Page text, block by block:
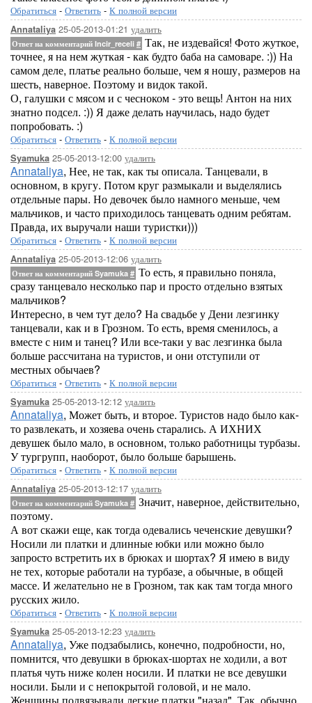
Обратиться - Ответить - К полной версии
Annataliya 25-05-2013-01:21 удалить
Ответ на комментарий Incir_receli # Так, не издевайся! Фото жуткое,
точнее, я на нем жуткая - как будто баба на самоваре. :)) На
самом деле, платье реально больше, чем я ношу, размеров на
шесть, наверное. Поэтому и видок такой.
О, галушки с мясом и с чесноком - это вещь! Антон на них
знатно подсел. :)) Я даже делать научилась, надо будет
попробовать. :)
Обратиться - Ответить - К полной версии
Syamuka 25-05-2013-12:00 удалить
Annataliya, Нее, не так, как ты описала. Танцевали, в
основном, в кругу. Потом круг размыкали и выделялись
отдельные пары. Но девочек было намного меньше, чем
мальчиков, и часто приходилось танцевать одним ребятам.
Правда, их выручали наши туристки)))
Обратиться - Ответить - К полной версии
Annataliya 25-05-2013-12:06 удалить
Ответ на комментарий Syamuka # То есть, я правильно поняла,
сразу танцевало несколько пар и просто отдельно взятых
мальчиков?
Интересно, в чем тут дело? На свадьбе у Дени лезгинку
танцевали, как и в Грозном. То есть, время сменилось, а
вместе с ним и танец? Или все-таки у вас лезгинка была
больше рассчитана на туристов, и они отступили от
местных обычаев?
Обратиться - Ответить - К полной версии
Syamuka 25-05-2013-12:12 удалить
Annataliya, Может быть, и второе. Туристов надо было как-
то развлекать, и хозяева очень старались. А ИХНИХ
девушек было мало, в основном, только работницы турбазы.
У тургрупп, наоборот, было больше барышень.
Обратиться - Ответить - К полной версии
Annataliya 25-05-2013-12:17 удалить
Ответ на комментарий Syamuka # Значит, наверное, действительно,
поэтому.
А вот скажи еще, как тогда одевались чеченские девушки?
Носили ли платки и длинные юбки или можно было
запросто встретить их в брюках и шортах? Я имею в виду
не тех, которые работали на турбазе, а обычные, в общей
массе. И желательно не в Грозном, так как там тогда много
русских жило.
Обратиться - Ответить - К полной версии
Syamuka 25-05-2013-12:23 удалить
Annataliya, Уже подзабылись, конечно, подробности, но,
помнится, что девушки в брюках-шортах не ходили, а вот
платья чуть ниже колен носили. И платки не все девушки
носили. Были и с непокрытой головой, и не мало.